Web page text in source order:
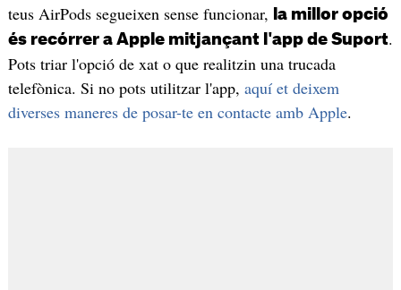
teus AirPods segueixen sense funcionar,
la millor opció
és recórrer a Apple mitjançant l'app de Suport.
Pots triar l'opció de xat o que realitzin una trucada
telefònica. Si no pots utilitzar l'app, aquí et deixem
diverses maneres de posar-te en contacte amb Apple.